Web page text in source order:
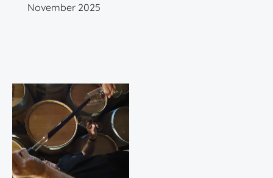
November 2025